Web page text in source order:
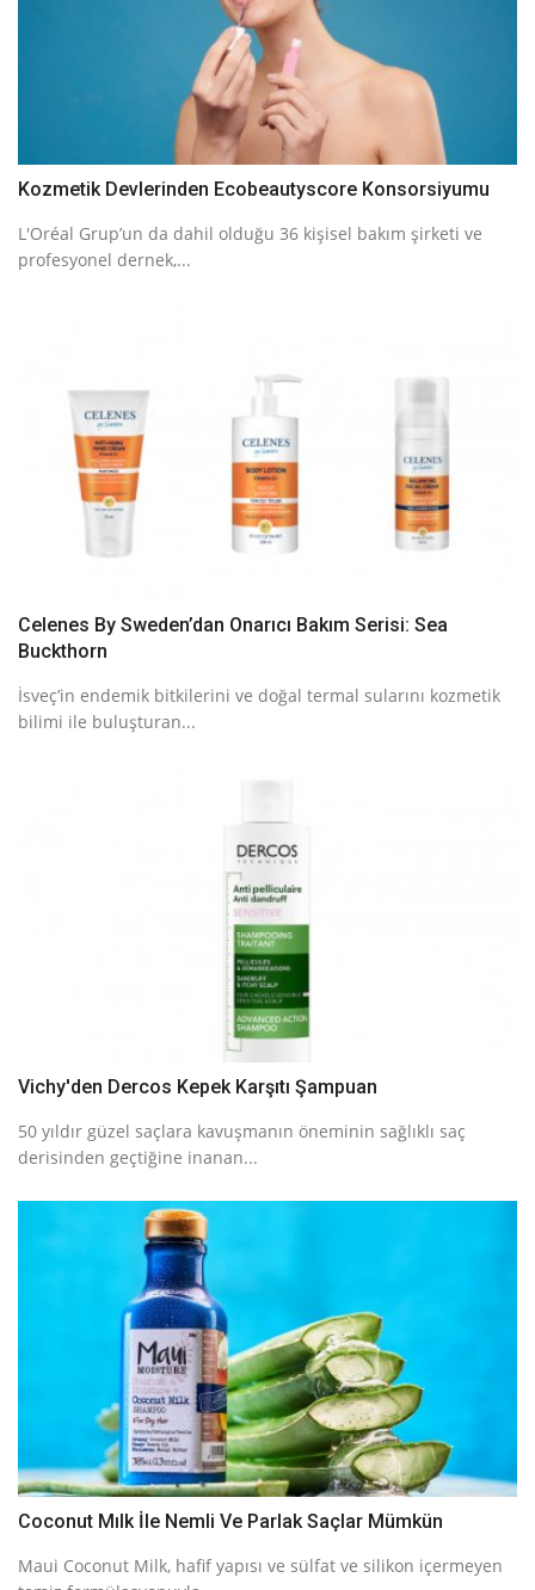
Kozmetik Devlerinden Ecobeautyscore Konsorsiyumu
L'Oréal Grup’un da dahil olduğu 36 kişisel bakım şirketi ve
profesyonel dernek,...
Celenes By Sweden’dan Onarıcı Bakım Serisi: Sea
Buckthorn
İsveç’in endemik bitkilerini ve doğal termal sularını kozmetik
bilimi ile buluşturan...
Vichy'den Dercos Kepek Karşıtı Şampuan
50 yıldır güzel saçlara kavuşmanın öneminin sağlıklı saç
derisinden geçtiğine inanan...
Coconut Mılk İle Nemli Ve Parlak Saçlar Mümkün
Maui Coconut Milk, hafif yapısı ve sülfat ve silikon içermeyen